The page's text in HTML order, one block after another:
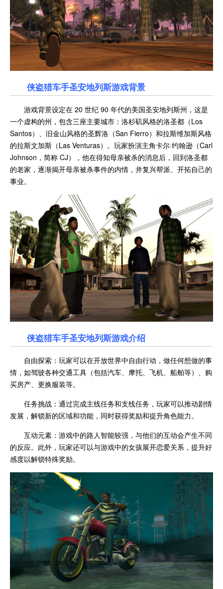
侠盗猎车手圣安地列斯游戏背景
游戏背景设定在 20 世纪 90 年代的美国圣安地列斯州，这是
一个虚构的州，包含三座主要城市：洛杉矶风格的洛圣都（Los
Santos）、旧金山风格的圣辉洛（San Fierro）和拉斯维加斯风格
的拉斯文加斯（Las Venturas）。玩家扮演主角卡尔·约翰逊（Carl
Johnson，简称 CJ），他在得知母亲被杀的消息后，回到洛圣都
的老家，逐渐揭开母亲被杀事件的内情，并复兴帮派、开拓自己的
事业。
侠盗猎车手圣安地列斯游戏介绍
自由探索：玩家可以在开放世界中自由行动，做任何想做的事
情，如驾驶各种交通工具（包括汽车、摩托、飞机、船舶等）、购
买房产、更换服装等。
任务挑战：通过完成主线任务和支线任务，玩家可以推动剧情
发展，解锁新的区域和功能，同时获得奖励和提升角色能力。
互动元素：游戏中的路人智能较强，与他们的互动会产生不同
的反应。此外，玩家还可以与游戏中的女孩展开恋爱关系，提升好
感度以解锁特殊奖励。